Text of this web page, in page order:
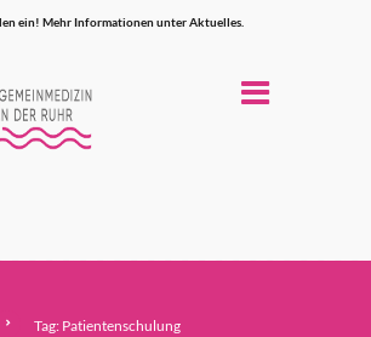
ein! Mehr Informationen unter Aktuelles.
Tag: Patientenschulung